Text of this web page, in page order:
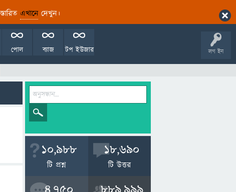
এখানেদেখুন।
লগ ইন
টপ ইউজার
ব্যাজ
পোল
10,988
টি প্রশ্ন
18,690
টি উত্তর